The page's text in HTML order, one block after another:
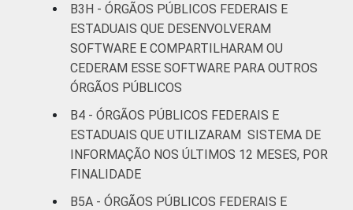
B3H - ÓRGÃOS PÚBLICOS FEDERAIS E
ESTADUAIS QUE DESENVOLVERAM
SOFTWARE E COMPARTILHARAM OU
CEDERAM ESSE SOFTWARE PARA OUTROS
ÓRGÃOS PÚBLICOS
B4 - ÓRGÃOS PÚBLICOS FEDERAIS E
ESTADUAIS QUE UTILIZARAM SISTEMA DE
INFORMAÇÃO NOS ÚLTIMOS 12 MESES, POR
FINALIDADE
B5A - ÓRGÃOS PÚBLICOS FEDERAIS E